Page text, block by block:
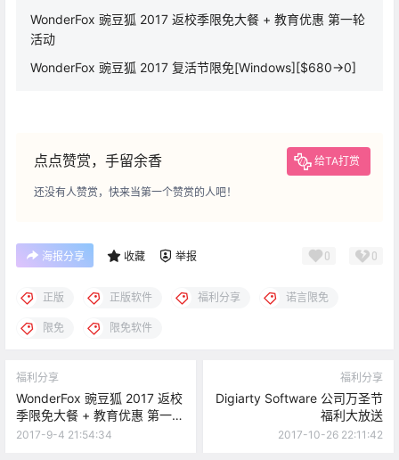
WonderFox 豌豆狐 2017 返校季限免大餐 + 教育优惠 第一轮
活动
WonderFox 豌豆狐 2017 复活节限免[Windows][$680→0]
点点赞赏，手留余香 给TA打赏
还没有人赞赏，快来当第一个赞赏的人吧！
海报分享 收藏 举报 0 0
正版 正版软件 福利分享 诺言限免
限免 限免软件
福利分享
WonderFox 豌豆狐 2017 返校
季限免大餐 + 教育优惠 第一轮
活动
2017-9-4 21:54:34
福利分享
Digiarty Software 公司万圣节
福利大放送
2017-10-26 22:11:42